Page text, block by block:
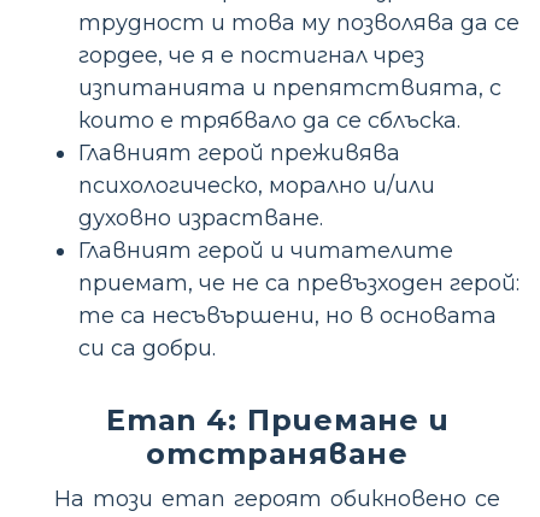
трудност и това му позволява да се
гордее, че я е постигнал чрез
изпитанията и препятствията, с
които е трябвало да се сблъска.
Главният герой преживява
психологическо, морално и/или
духовно израстване.
Главният герой и читателите
приемат, че не са превъзходен герой:
те са несъвършени, но в основата
си са добри.
Етап 4: Приемане и
отстраняване
На този етап героят обикновено се